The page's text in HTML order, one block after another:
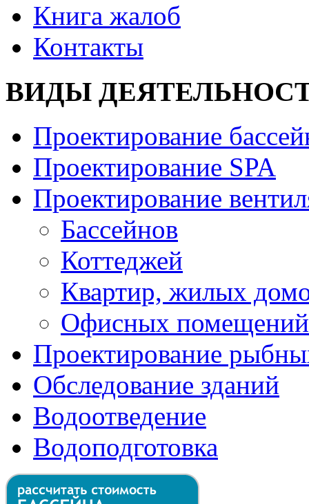
Книга жалоб
Контакты
ВИДЫ
Проектирование
Проектирование SPA
Проектирование
Бассейнов
Коттеджей
Квартир, жилых
Офисных помещений
Проектирование
Обследование зданий
Водоотведение
Водоподготовка